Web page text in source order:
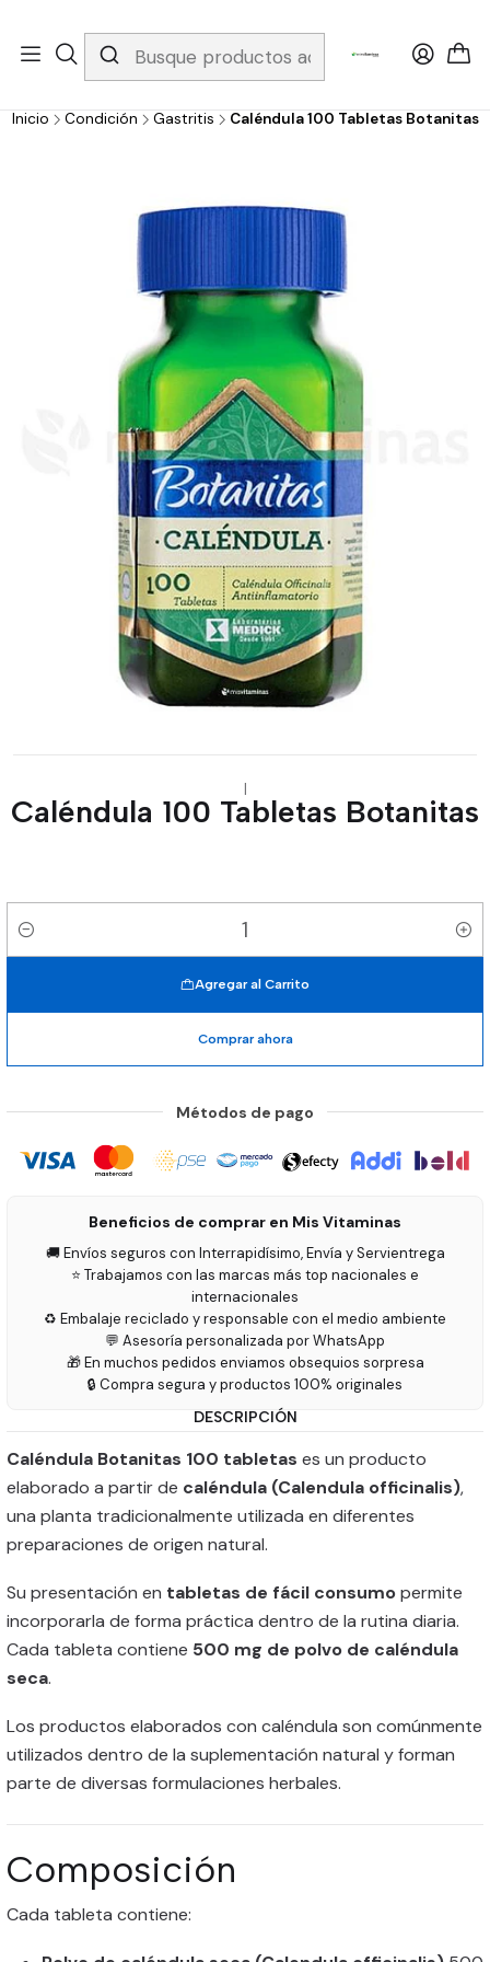
Whatsapp 3229079958/ Fijo 6019251796 / Envios a todo el país y
gratis apartir de 199.000!
Inicio Condición Gastritis Caléndula 100 Tabletas Botanitas
|
Caléndula 100 Tabletas Botanitas
Cantidad
Agregar al Carrito
Comprar ahora
Métodos de pago
Beneficios de comprar en Mis Vitaminas
🚚 Envíos seguros con Interrapidísimo, Envía y Servientrega
⭐ Trabajamos con las marcas más top nacionales e
internacionales
♻️ Embalaje reciclado y responsable con el medio ambiente
💬 Asesoría personalizada por WhatsApp
🎁 En muchos pedidos enviamos obsequios sorpresa
🔒 Compra segura y productos 100% originales
DESCRIPCIÓN
Caléndula Botanitas 100 tabletas es un producto
elaborado a partir de caléndula (Calendula officinalis),
una planta tradicionalmente utilizada en diferentes
preparaciones de origen natural.
Su presentación en tabletas de fácil consumopermite
incorporarla de forma práctica dentro de la rutina diaria.
Cada tableta contiene 500 mg de polvo de caléndula
seca.
Los productos elaborados con caléndula son comúnmente
utilizados dentro de la suplementación natural y forman
parte de diversas formulaciones herbales.
Composición
Cada tableta contiene: